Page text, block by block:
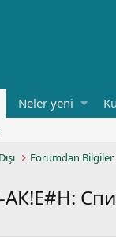
Neler yeni
Forumdan Bilgiler
АК!E#Н: